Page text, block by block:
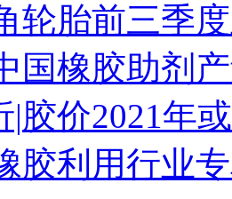
轮胎前三季
国橡胶助剂
|胶价2021年
胶利用行业